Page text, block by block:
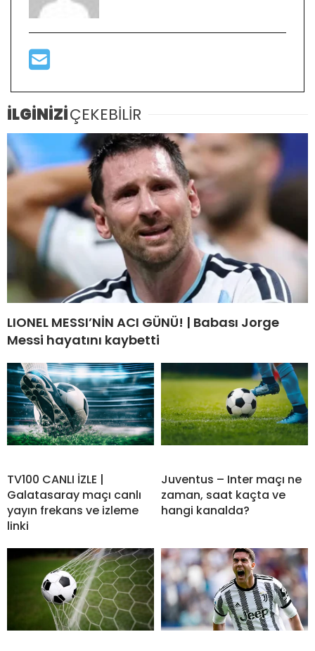
İLGİNİZİÇEKEBİLİR
LIONEL MESSI’NİN ACI GÜNÜ! | Babası Jorge
Messi hayatını kaybetti
TV100 CANLI İZLE |
Galatasaray maçı canlı
yayın frekans ve izleme
linki
Juventus – Inter maçı ne
zaman, saat kaçta ve
hangi kanalda?